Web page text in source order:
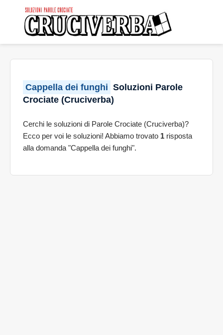
Cappella dei funghi Soluzioni Parole
Crociate (Cruciverba)
Cerchi le soluzioni di Parole Crociate (Cruciverba)?
Ecco per voi le soluzioni! Abbiamo trovato 1 risposta
alla domanda "Cappella dei funghi".